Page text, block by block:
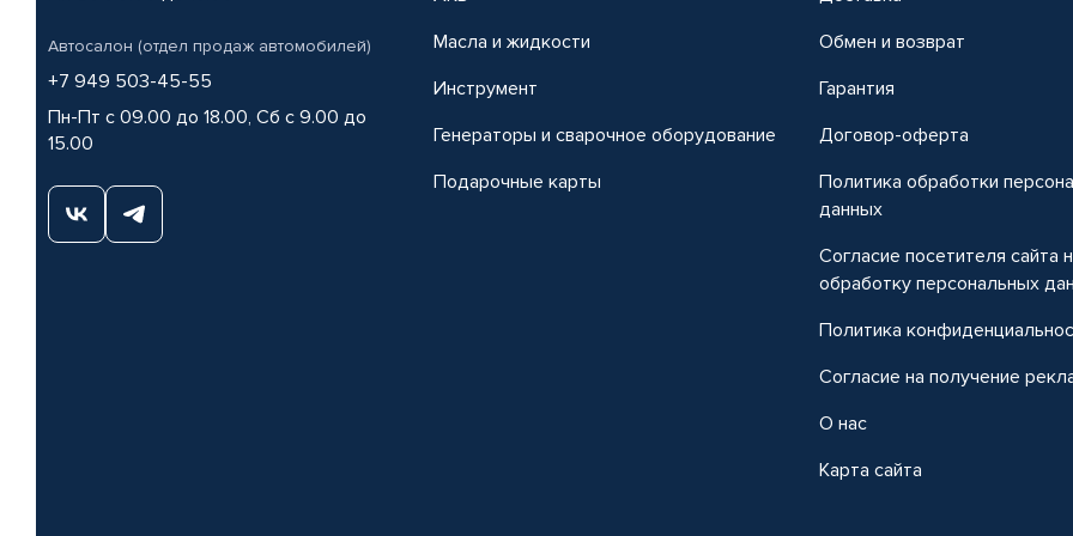
Автосалон (отдел продаж автомобилей)
+7 949 503-45-55
Пн-Пт с 09.00 до 18.00, Сб с 9.00 до
15.00
Масла и жидкости
Инструмент
Генераторы и сварочное оборудование
Подарочные карты
Обмен и возврат
Гарантия
Договор-оферта
Политика обработки
данных
Согласие посетителя сайта
обработку персональных
Политика
Согласие на получение
О нас
Карта сайта